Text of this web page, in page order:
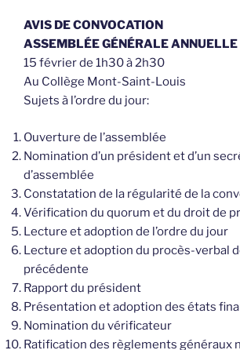
AVIS DE CONVOCATION
ASSEMBLÉE GÉNÉRALE ANNUELLE
15 février de 1h30 à 2h30
Au Collège Mont-Saint-Louis
Sujets à l’ordre du jour:
Ouverture de l’assemblée
Nomination d’un président et d’un
d’assemblée
Constatation de la régularité de la
Vérification du quorum et du droit de
Lecture et adoption de l’ordre du jour
Lecture et adoption du procès-verbal
précédente
Rapport du président
Présentation et adoption des états
Nomination du vérificateur
Ratification des règlements généraux